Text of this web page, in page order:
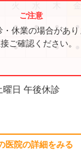
● ● ● ●
● ●
休業の場合があ
ご確認ください。
曜日 午後休診
医院の詳細をみる